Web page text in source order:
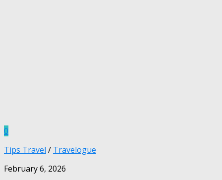
0
Tips Travel / Travelogue
February 6, 2026